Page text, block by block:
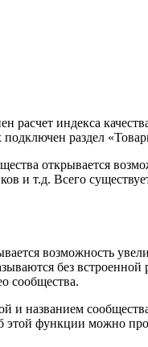
расчет индекса
подключен раздел
открывается
и т.д. Всего
возможность
без
сообщества.
и названием
этой функции можно